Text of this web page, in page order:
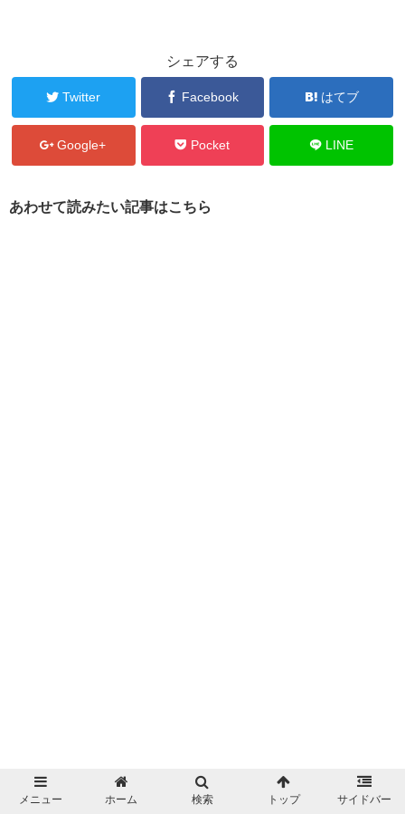
シェアする
Twitter Facebook はてブ
Google+ Pocket LINE
あわせて読みたい記事はこちら
メニュー ホーム 検索 トップ サイドバー